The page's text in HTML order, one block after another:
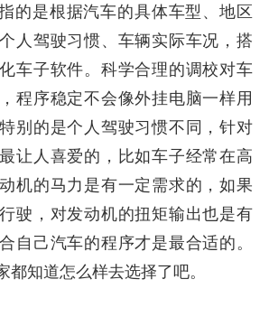
的是根据汽车的具体车型、地区
人驾驶习惯、车辆实际车况，搭
车子软件。科学合理的调校对车
程序稳定不会像外挂电脑一样用
别的是个人驾驶习惯不同，针对
让人喜爱的，比如车子经常在高
机的马力是有一定需求的，如果
驶，对发动机的扭矩输出也是有
自己汽车的程序才是最合适的。
都知道怎么样去选择了吧。